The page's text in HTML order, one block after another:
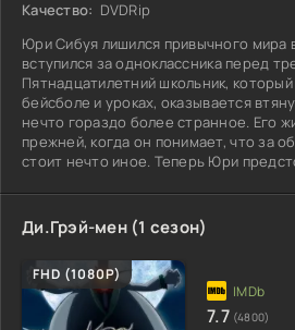
Качество: DVDRip
Юри Сибуя лишился привычного мира
вступился за одноклассника перед
Пятнадцатилетний школьник,
бейсболе и уроках, оказывается
нечто гораздо более странное. Его
прежней, когда он понимает, что за
стоит нечто иное. Теперь Юри
Ди.Грэй-мен (1 сезон)
FHD (1080P)
7.7 (4800)
60